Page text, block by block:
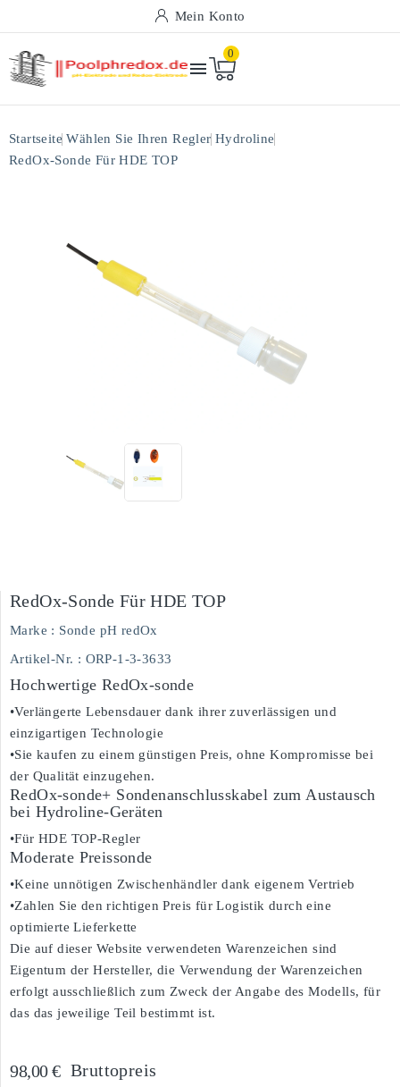
Mein Konto

0
Startseite Wählen Sie Ihren Regler Hydroline
RedOx-Sonde Für HDE TOP
RedOx-Sonde Für HDE TOP
Marke : Sonde pH redOx
Artikel-Nr. : ORP-1-3-3633
Hochwertige RedOx-sonde
•Verlängerte Lebensdauer dank ihrer zuverlässigen und
einzigartigen Technologie
•Sie kaufen zu einem günstigen Preis, ohne Kompromisse bei
der Qualität einzugehen.
RedOx-sonde+ Sondenanschlusskabel zum Austausch
bei Hydroline-Geräten
•Für HDE TOP-Regler
Moderate Preissonde
•Keine unnötigen Zwischenhändler dank eigenem Vertrieb
•Zahlen Sie den richtigen Preis für Logistik durch eine
optimierte Lieferkette
Die auf dieser Website verwendeten Warenzeichen sind
Eigentum der Hersteller, die Verwendung der Warenzeichen
erfolgt ausschließlich zum Zweck der Angabe des Modells, für
das das jeweilige Teil bestimmt ist.
98,00 € Bruttopreis